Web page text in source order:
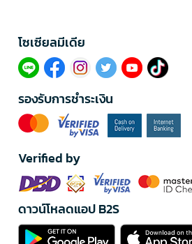
โซเซียลมีเดีย​
รองรับการชำระเงิน
Verified by
ดาวน์โหลดแอป B2S